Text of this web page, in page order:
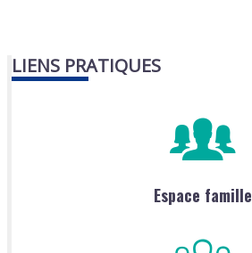
LIENS PRATIQUES
Espace famille